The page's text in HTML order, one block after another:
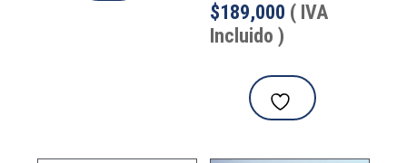
$189,000 ( IVA
Incluido )